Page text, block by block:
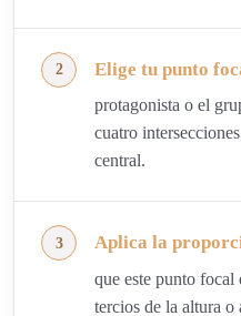
Elige tu punto
protagonista o el
cuatro
central.
Aplica la
que este punto focal
tercios de la altura o